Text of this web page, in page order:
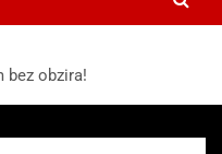
bez obzira!